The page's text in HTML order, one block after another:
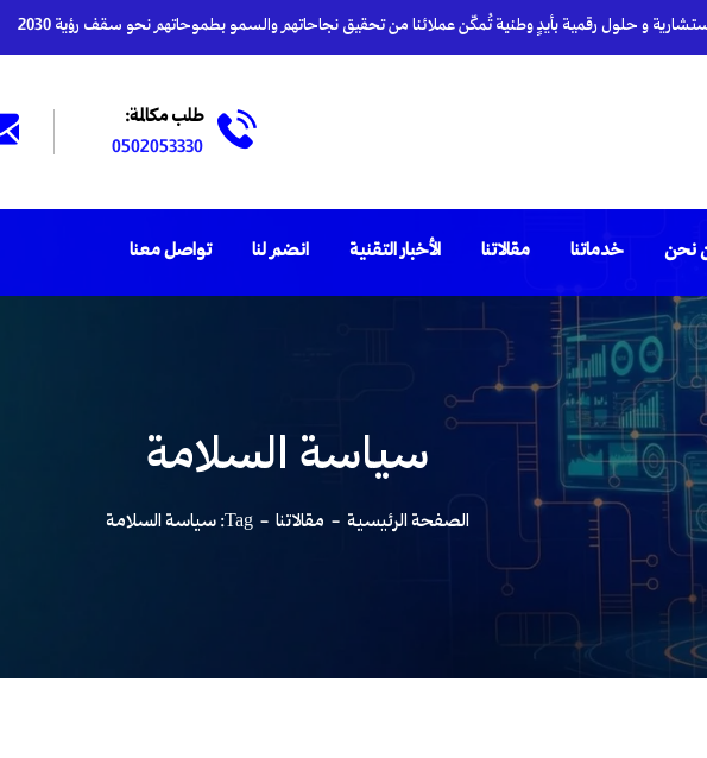
و حلول رقمية بأيدٍ وطنية تُمكّن عملائنا من تحقيق نجاحاتهم والسمو بطموحاتهم نحو سقف رؤية 2030
طلب مكالمة:
0502053330
نحن خدماتنا مقالاتنا الأخبار التقنية انضم لنا تواصل معنا
سياسة السلامة
الصفحة الرئيسية مقالاتنا Tag: سياسة السلامة